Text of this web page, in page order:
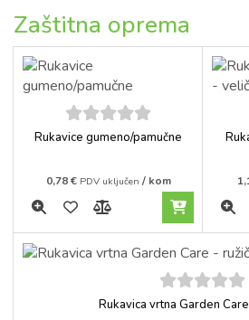
Zaštitna oprema
5out of
Rukavice gumeno/pamučne
0,78€ PDV uključen / kom
5out of
Rukavica vrtna Garden